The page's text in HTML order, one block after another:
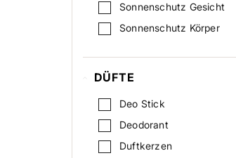
Sonnenschutz Gesicht
Sonnenschutz Körper
DÜFTE
Deo Stick
Deodorant
Duftkerzen